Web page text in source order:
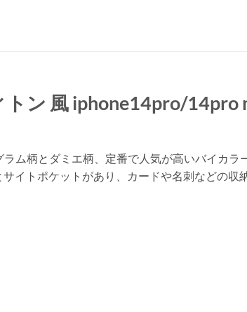
ン 風 iphone14pro/14pro
ム柄とダミエ柄、定番で人気が高いバイカラ
イトポケットがあり、カードや名刺などの収